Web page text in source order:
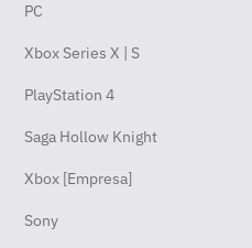
PC
Xbox Series X | S
PlayStation 4
Saga Hollow Knight
Xbox [Empresa]
Sony